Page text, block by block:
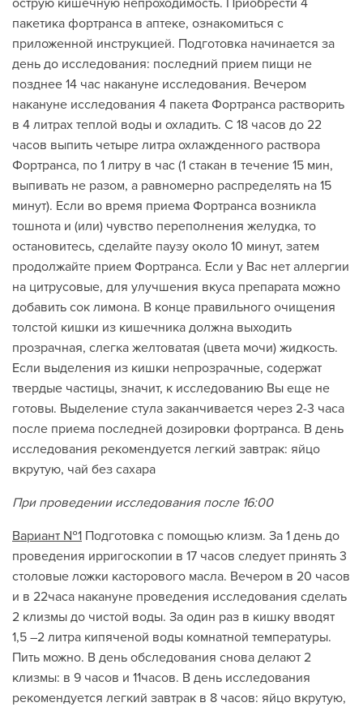
острую кишечную непроходимость. Приобрести 4
пакетика фортранса в аптеке, ознакомиться с
приложенной инструкцией. Подготовка начинается за
день до исследования: последний прием пищи не
позднее 14 час накануне исследования. Вечером
накануне исследования 4 пакета Фортранса растворить
в 4 литрах теплой воды и охладить. С 18 часов до 22
часов выпить четыре литра охлажденного раствора
Фортранса, по 1 литру в час (1 стакан в течение 15 мин,
выпивать не разом, а равномерно распределять на 15
минут). Если во время приема Фортранса возникла
тошнота и (или) чувство переполнения желудка, то
остановитесь, сделайте паузу около 10 минут, затем
продолжайте прием Фортранса. Если у Вас нет аллергии
на цитрусовые, для улучшения вкуса препарата можно
добавить сок лимона. В конце правильного очищения
толстой кишки из кишечника должна выходить
прозрачная, слегка желтоватая (цвета мочи) жидкость.
Если выделения из кишки непрозрачные, содержат
твердые частицы, значит, к исследованию Вы еще не
готовы. Выделение стула заканчивается через 2-3 часа
после приема последней дозировки фортранса. В день
исследования рекомендуется легкий завтрак: яйцо
вкрутую, чай без сахара
При проведении исследования после 16:00
Вариант №1 Подготовка с помощью клизм. За 1 день до
проведения ирригоскопии в 17 часов следует принять 3
столовые ложки касторового масла. Вечером в 20 часов
и в 22часа накануне проведения исследования сделать
2 клизмы до чистой воды. За один раз в кишку вводят
1,5 –2 литра кипяченой воды комнатной температуры.
Пить можно. В день обследования снова делают 2
клизмы: в 9 часов и 11часов. В день исследования
рекомендуется легкий завтрак в 8 часов: яйцо вкрутую,